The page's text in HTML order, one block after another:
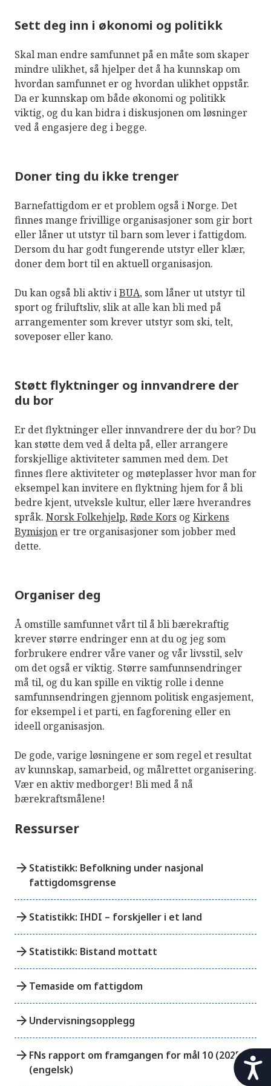
t
Sett deg inn i økonomi og politikk
Skal man endre samfunnet på en måte som skaper
mindre ulikhet, så hjelper det å ha kunnskap om
hvordan samfunnet er og hvordan ulikhet oppstår.
Da er kunnskap om både økonomi og politikk
viktig, og du kan bidra i diskusjonen om løsninger
ved å engasjere deg i begge.
Doner ting du ikke trenger
Barnefattigdom er et problem også i Norge. Det
finnes mange frivillige organisasjoner som gir bort
eller låner ut utstyr til barn som lever i fattigdom.
Dersom du har godt fungerende utstyr eller klær,
doner dem bort til en aktuell organisasjon.
Du kan også bli aktiv iBUA, som låner ut utstyr til
sport og friluftsliv, slik at alle kan bli med på
arrangementer som krever utstyr som ski, telt,
soveposer eller kano.
Støtt flyktninger og innvandrere der
du bor
Er det flyktninger eller innvandrere der du bor? Du
kan støtte dem ved å delta på, eller arrangere
forskjellige aktiviteter sammen med dem. Det
finnes flere aktiviteter og møteplasser hvor man for
eksempel kan invitere en flyktning hjem for å bli
bedre kjent, utveksle kultur, eller lære hverandres
språk. Norsk Folkehjelp,Røde Kors og Kirkens
Bymisjon er tre organisasjoner som jobber med
dette.
Organiser deg
Å omstille samfunnet vårt til å bli bærekraftig
krever større endringer enn at du og jeg som
forbrukere endrer våre vaner og vår livsstil, selv
om det også er viktig. Større samfunnsendringer
må til, og du kan spille en viktig rolle i denne
samfunnsendringen gjennom politisk engasjement,
for eksempel i et parti, en fagforening eller en
ideell organisasjon.
De gode, varige løsningene er som regel et resultat
av kunnskap, samarbeid, og målrettet organisering.
Vær en aktiv medborger! Bli med å nå
bærekraftsmålene!
Ressurser
arrow_forward Statistikk: Befolkning under nasjonal
fattigdomsgrense
arrow_forward Statistikk: IHDI – forskjeller i et land
arrow_forward Statistikk: Bistand mottatt
arrow_forward Temaside om fattigdom
arrow_forward Undervisningsopplegg
arrow_forward FNs rapport om framgangen for mål 10 (2025)
(engelsk)